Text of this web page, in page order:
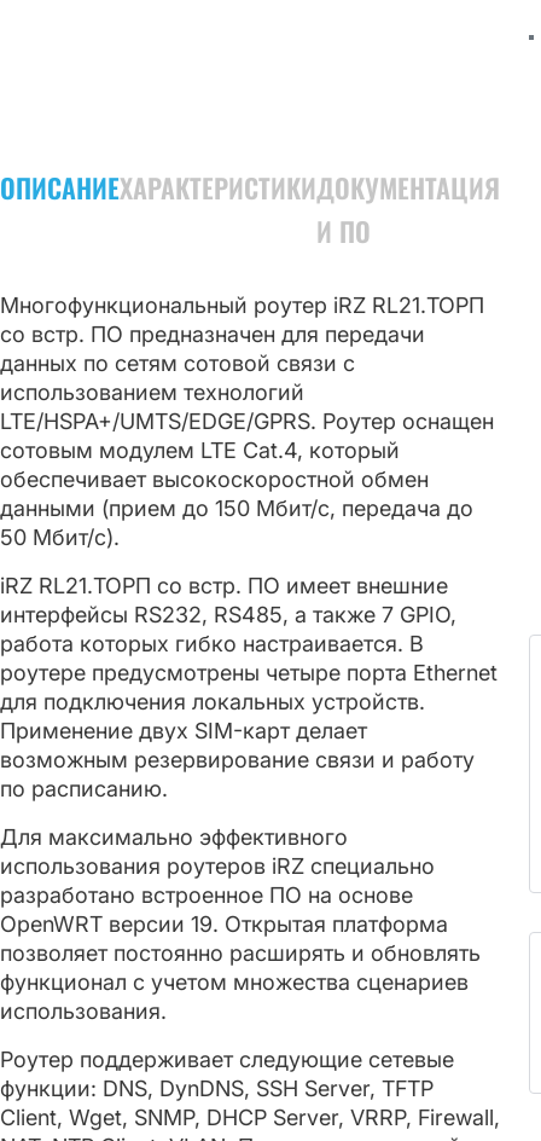
ОПИСАНИЕХАРАКТЕРИСТИКИДОКУМЕНТАЦИЯ
И ПО
Многофункциональный роутер iRZ RL21.ТОРП
со встр. ПО предназначен для передачи
данных по сетям сотовой связи с
использованием технологий
LTE/HSPA+/UMTS/EDGE/GPRS. Роутер оснащен
сотовым модулем LTE Cat.4, который
обеспечивает высокоскоростной обмен
данными (прием до 150 Мбит/с, передача до
50 Мбит/с).
iRZ RL21.ТОРП со встр. ПО имеет внешние
интерфейсы RS232, RS485, а также 7 GPIO,
работа которых гибко настраивается. В
роутере предусмотрены четыре порта Ethernet
для подключения локальных устройств.
Применение двух SIM-карт делает
возможным резервирование связи и работу
по расписанию.
Для максимально эффективного
использования роутеров iRZ специально
разработано встроенное ПО на основе
OpenWRT версии 19. Открытая платформа
позволяет постоянно расширять и обновлять
функционал с учетом множества сценариев
использования.
Роутер поддерживает следующие сетевые
функции: DNS, DynDNS, SSH Server, TFTP
Client, Wget, SNMP, DHCP Server, VRRP, Firewall,